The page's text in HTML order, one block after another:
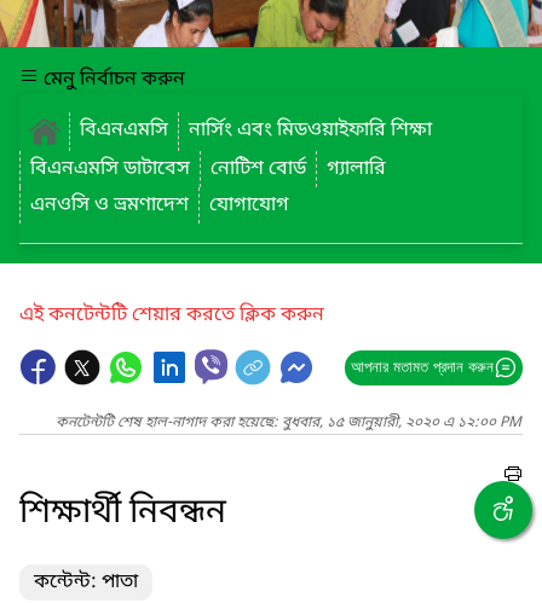
মেনু নির্বাচন করুন
বিএনএমসি
নার্সিং এবং মিডওয়াইফারি শিক্ষা
বিএনএমসি ডাটাবেস
নোটিশ বোর্ড
গ্যালারি
এনওসি ও ভ্রমণাদেশ
যোগাযোগ
এই কনটেন্টটি শেয়ার করতে ক্লিক করুন
আপনার মতামত প্রদান করুন
কনটেন্টটি শেষ হাল-নাগাদ করা হয়েছে: বুধবার, ১৫ জানুয়ারী, ২০২০ এ ১২:০০ PM
শিক্ষার্থী নিবন্ধন
কন্টেন্ট: পাতা